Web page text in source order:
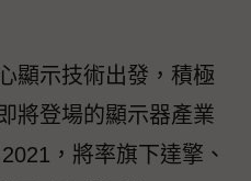
顯示技術出發，積極
將登場的顯示器產業
，將率旗下達擎、